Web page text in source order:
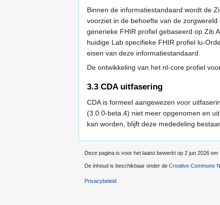
Binnen de informatiestandaard wordt de
voorziet in de behoefte van de
generieke FHIR profiel gebaseerd op Zib
huidige Lab specifieke FHIR profiel lu-
eisen van deze informatiestandaard.
De ontwikkeling van het nl-core profiel
3.3 CDA uitfasering
CDA is formeel aangewezen voor
(3.0.0-beta.4) niet meer opgenomen en
kan worden, blijft deze mededeling
Deze pagina is voor het laatst bewerkt op 2 jun 2026 om
De inhoud is beschikbaar onder de Creative Commons
Privacybeleid